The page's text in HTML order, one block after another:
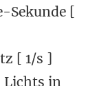
Sekunde [
[ 1/s ]
Lichts in